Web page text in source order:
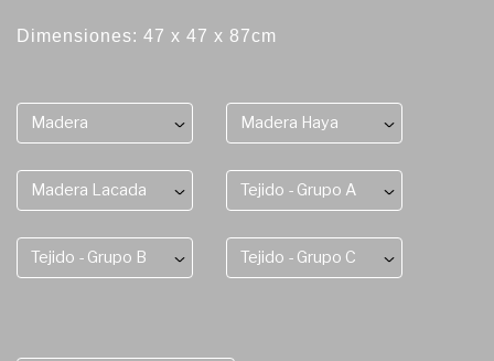
Dimensiones: 47 x 47 x 87cm
Madera Madera Haya
Madera Lacada Tejido - Grupo A
Tejido - Grupo B Tejido - Grupo C